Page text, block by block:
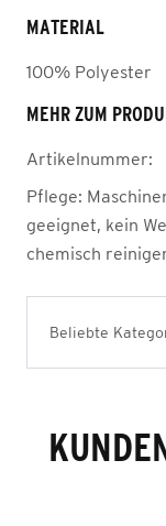
MATERIAL
100% Polyester
MEHR ZUM
Artikelnummer:
Pflege:
geeignet, kein
chemisch
Beliebte